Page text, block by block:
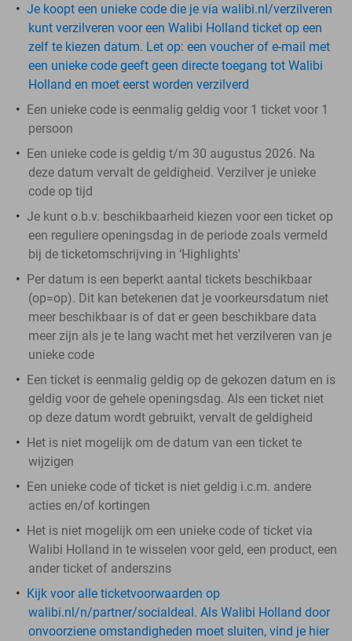
Je koopt een unieke code die je via walibi.nl/verzilveren
kunt verzilveren voor een Walibi Holland ticket op een
zelf te kiezen datum. Let op: een voucher of e-mail met
een unieke code geeft geen directe toegang tot Walibi
Holland en moet eerst worden verzilverd
Een unieke code is eenmalig geldig voor 1 ticket voor 1
persoon
Een unieke code is geldig t/m 30 augustus 2026. Na
deze datum vervalt de geldigheid. Verzilver je unieke
code op tijd
Je kunt o.b.v. beschikbaarheid kiezen voor een ticket op
een reguliere openingsdag in de periode zoals vermeld
bij de ticketomschrijving in ‘Highlights'
Per datum is een beperkt aantal tickets beschikbaar
(op=op). Dit kan betekenen dat je voorkeursdatum niet
meer beschikbaar is of dat er geen beschikbare data
meer zijn als je te lang wacht met het verzilveren van je
unieke code
Een ticket is eenmalig geldig op de gekozen datum en is
geldig voor de gehele openingsdag. Als een ticket niet
op deze datum wordt gebruikt, vervalt de geldigheid
Het is niet mogelijk om de datum van een ticket te
wijzigen
Een unieke code of ticket is niet geldig i.c.m. andere
acties en/of kortingen
Het is niet mogelijk om een unieke code of ticket via
Walibi Holland in te wisselen voor geld, een product, een
ander ticket of anderszins
Kijk voor alle ticketvoorwaarden op
walibi.nl/n/partner/socialdeal. Als Walibi Holland door
onvoorziene omstandigheden moet sluiten, vind je hier